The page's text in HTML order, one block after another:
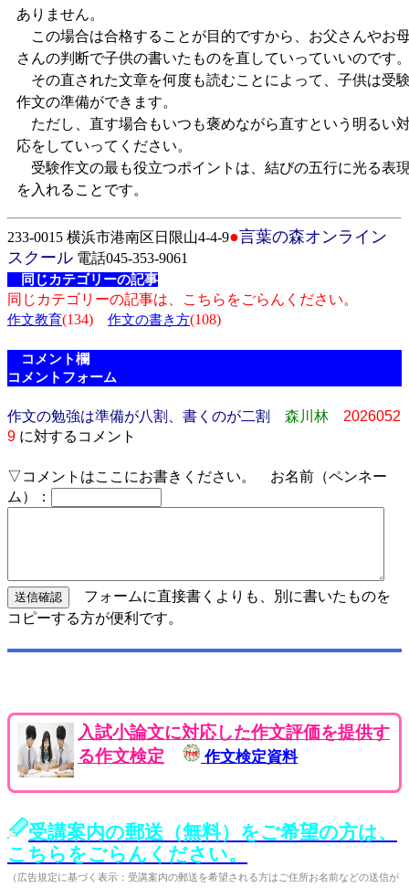
ありません。
この場合は合格することが目的ですから、お父さんやお
さんの判断で子供の書いたものを直していっていいのです
その直された文章を何度も読むことによって、子供は受
作文の準備ができます。
ただし、直す場合もいつも褒めながら直すという明るい
応をしていってください。
受験作文の最も役立つポイントは、結びの五行に光る表
を入れることです。
233-0015 横浜市港南区日限山4-4-9●言葉の森オンライン
スクール 電話045-353-9061
同じカテゴリーの記事
同じカテゴリーの記事は、こちらをごらんください。
作文教育(134) 作文の書き方(108)
コメント欄
コメントフォーム
作文の勉強は準備が八割、書くのが二割 森川林
2026052
9 に対するコメント
▽コメントはここにお書きください。 お名前（ペンネー
ム）：
フォームに直接書くよりも、別に書いたものを
コピーする方が便利です。
入試小論文に対応した作文評価を提供す
る作文検定
作文検定資料
受講案内の郵送（無料）をご希望の方は、
こちらをごらんください。
（広告規定に基づく表示：受講案内の郵送を希望される方はご住所お名前などの送信が